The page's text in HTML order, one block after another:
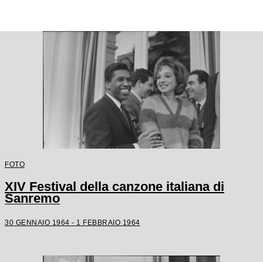
FOTO
XIV Festival della canzone italiana di
Sanremo
30 GENNAIO 1964 - 1 FEBBRAIO 1964